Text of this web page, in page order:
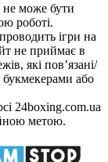
не може бути
роботі.
ігри на
не приймає в
які пов’язані/
букмекерами або
24boxing.com.ua
метою.